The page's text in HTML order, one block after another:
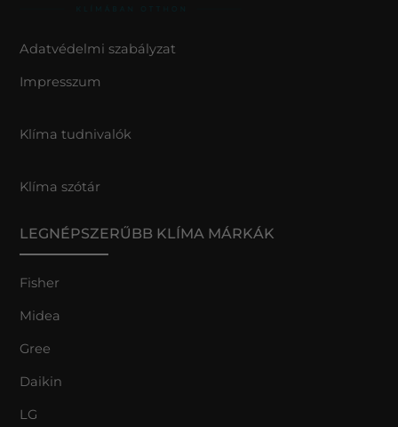
Adatvédelmi szabályzat
Impresszum
Klíma tudnivalók
Klíma szótár
LEGNÉPSZERŰBB KLÍMA MÁRKÁK
Fisher
Midea
Gree
Daikin
LG